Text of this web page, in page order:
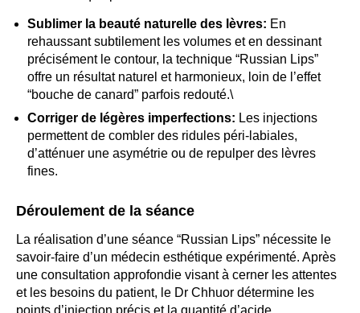
Sublimer la beauté naturelle des lèvres: En
rehaussant subtilement les volumes et en dessinant
précisément le contour, la technique “Russian Lips”
offre un résultat naturel et harmonieux, loin de l’effet
“bouche de canard” parfois redouté.\
Corriger de légères imperfections: Les injections
permettent de combler des ridules péri-labiales,
d’atténuer une asymétrie ou de repulper des lèvres
fines.
Déroulement de la séance
La réalisation d’une séance “Russian Lips” nécessite le
savoir-faire d’un médecin esthétique expérimenté. Après
une consultation approfondie visant à cerner les attentes
et les besoins du patient, le Dr Chhuor détermine les
points d’injection précis et la quantité d’acide